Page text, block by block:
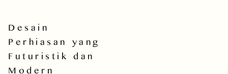
Desain
Perhiasan yang
Futuristik dan
Modern